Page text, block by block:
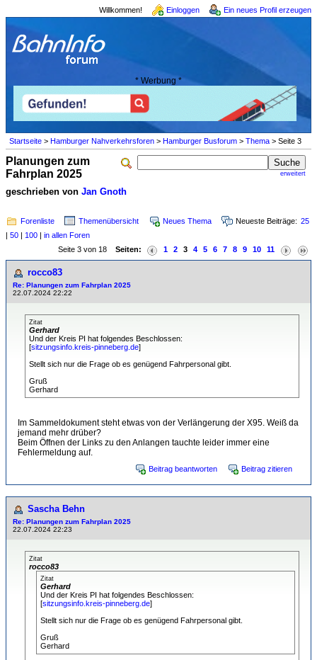
Willkommen! Einloggen Ein neues Profil erzeugen
* Werbung *
Startseite > Hamburger Nahverkehrsforen > Hamburger Busforum > Thema > Seite 3
erweitert
Planungen zum
Fahrplan 2025
geschrieben von Jan Gnoth
Forenliste Themenübersicht Neues Thema Neueste Beiträge: 25
| 50 | 100 | in allen Foren
Seite 3 von 18 Seiten: 1 2 3 4 5 6 7 8 9 10 11
rocco83
Re: Planungen zum Fahrplan 2025
22.07.2024 22:22
Zitat
Gerhard
Und der Kreis PI hat folgendes Beschlossen:
[sitzungsinfo.kreis-pinneberg.de]
Stellt sich nur die Frage ob es genügend Fahrpersonal gibt.
Gruß
Gerhard
Im Sammeldokument steht etwas von der Verlängerung der X95. Weiß da
jemand mehr drüber?
Beim Öffnen der Links zu den Anlangen tauchte leider immer eine
Fehlermeldung auf.
Beitrag beantworten Beitrag zitieren
Sascha Behn
Re: Planungen zum Fahrplan 2025
22.07.2024 22:23
Zitat
rocco83
Zitat
Gerhard
Und der Kreis PI hat folgendes Beschlossen:
[sitzungsinfo.kreis-pinneberg.de]
Stellt sich nur die Frage ob es genügend Fahrpersonal gibt.
Gruß
Gerhard